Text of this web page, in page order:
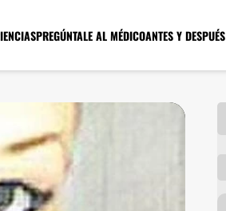
PREGÚNTALE AL MÉDICOANTES Y DESPUÉS